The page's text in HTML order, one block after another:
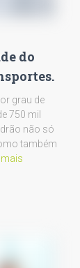
do
grau de
750 mil
não só
também
mais